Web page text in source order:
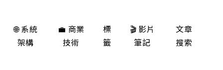
🌐 系統
架構
💼 商業
技術
標
籤
🎬 影片
筆記
文章
搜索